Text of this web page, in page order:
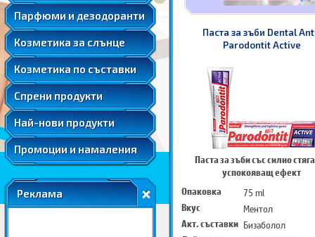
Парфюми и дезодоранти
Подаръчни комплекти парфюми
Козметика за слънце
Слънцезащитна козметика за коса
Соларна козметика
Козметика по съставки
Мента
Розова вода
Розово масло
Ший
Спрени продукти
Козметика за след слънце
Автобронзанти
Слънцезащитна козметика за лице
Слънцезащитна козметика за коса
Соларна козметика
Най-нови продукти
Промоции и намаления
Реклама
Паста за зъби Dental
Parodontit Active
Паста за зъби със силно
успокояващ ефект
Опаковка
75 ml
Вкус
Ментол
Акт. съставки Бизаболол